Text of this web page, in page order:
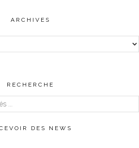
ARCHIVES
RECHERCHE
DES NEWS